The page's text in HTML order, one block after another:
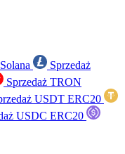
Sprzedaż
Sprzedaż TRON
USDT ERC20
USDC ERC20